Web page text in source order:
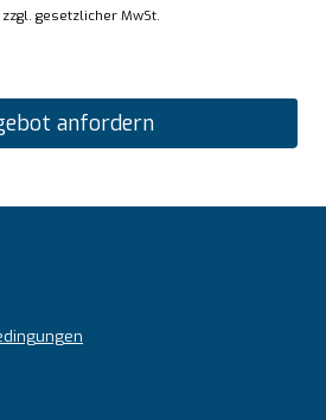
zzgl. gesetzlicher MwSt.
anfordern